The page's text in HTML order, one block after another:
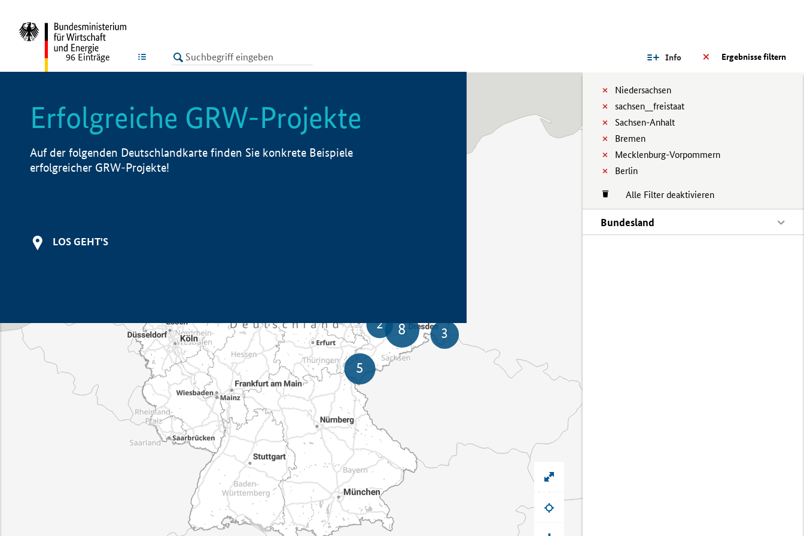
LISTE Ergebnisse filtern
Info
Niedersachsen
sachsen__freistaat
Sachsen-Anhalt
Bremen
Mecklenburg-Vorpommern
Berlin
Alle Filter deaktivieren
Bundesland
96 Einträge
Erfolgreiche GRW-Projekte
Auf der folgenden Deutschlandkarte finden Sie konkrete Beispiele
erfolgreicher GRW-Projekte!
LOS GEHT'S